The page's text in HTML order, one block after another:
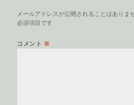
メールアドレスが公開されることはありませ
必須項目です
コメント ※